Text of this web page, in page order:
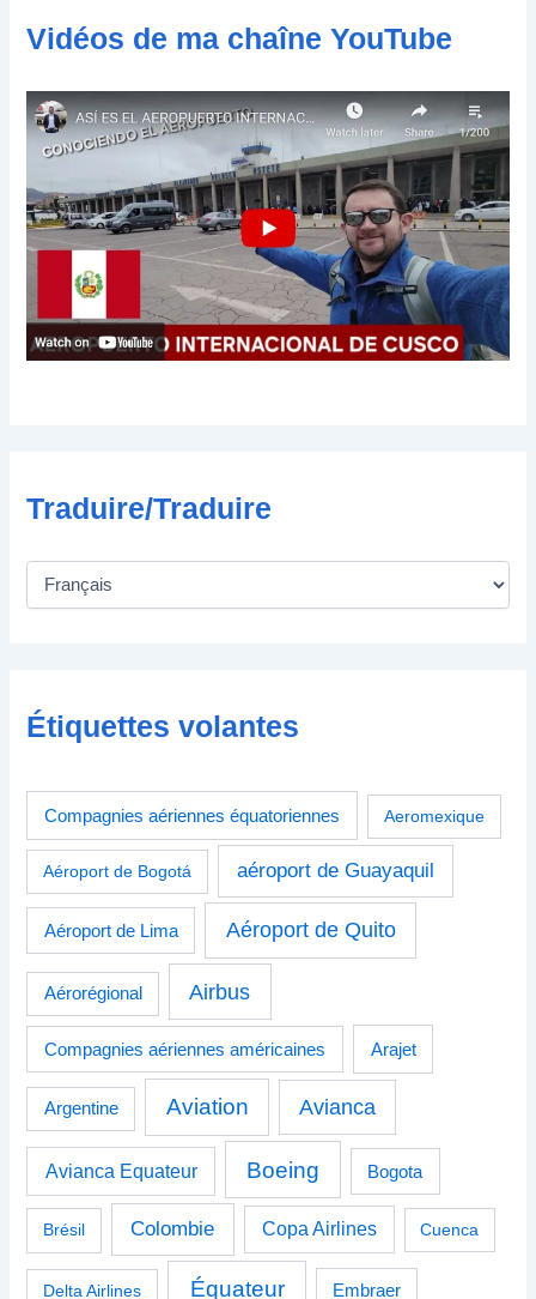
r
e
r
e
c
t
n
Vidéos de ma chaîne YouTube
Traduire/Traduire
Étiquettes volantes
Compagnies aériennes équatoriennes Aeromexique
Aéroport de Bogotá aéroport de Guayaquil
Aéroport de Lima Aéroport de Quito
Aérorégional Airbus
Compagnies aériennes américaines Arajet
Argentine Aviation Avianca
Avianca Equateur Boeing Bogota
Brésil Colombie Copa Airlines Cuenca
Delta Airlines Équateur Embraer